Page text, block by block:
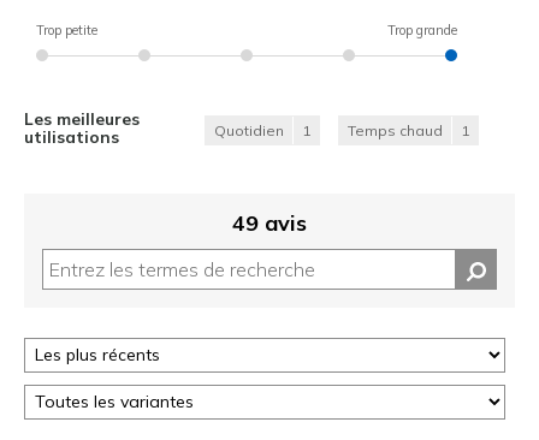
Trop petite Trop grande
Les meilleures
utilisations
Quotidien 1 Temps chaud 1
49 avis